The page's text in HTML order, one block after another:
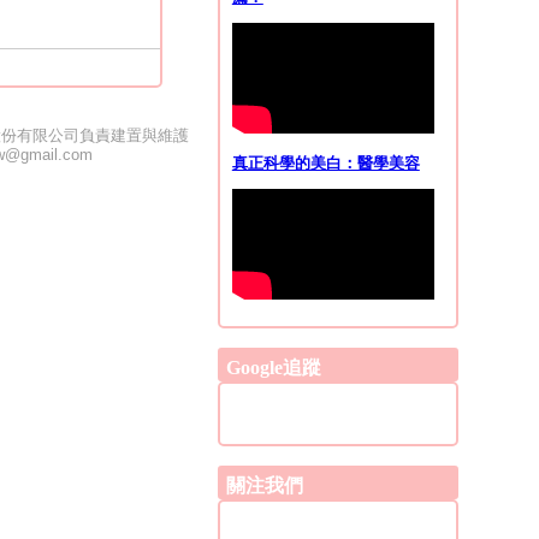
真正科學的美白：醫學美容
Google追蹤
關注我們
有限公司負責建置與維護